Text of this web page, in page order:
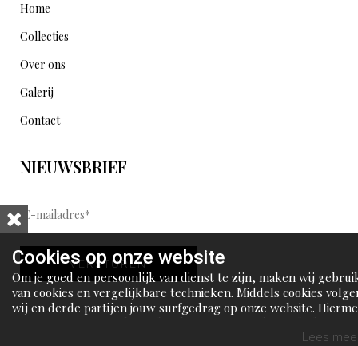
Home
Collecties
Over ons
Galerij
Contact
NIEUWSBRIEF
E
-
m
a
i
l
VERSTUREN
Cookies op onze website
Om je goed en persoonlijk van dienst te zijn, maken wij
van cookies en vergelijkbare technieken. Middels cookies
wij en derde partijen jouw surfgedrag op onze website.
Lees